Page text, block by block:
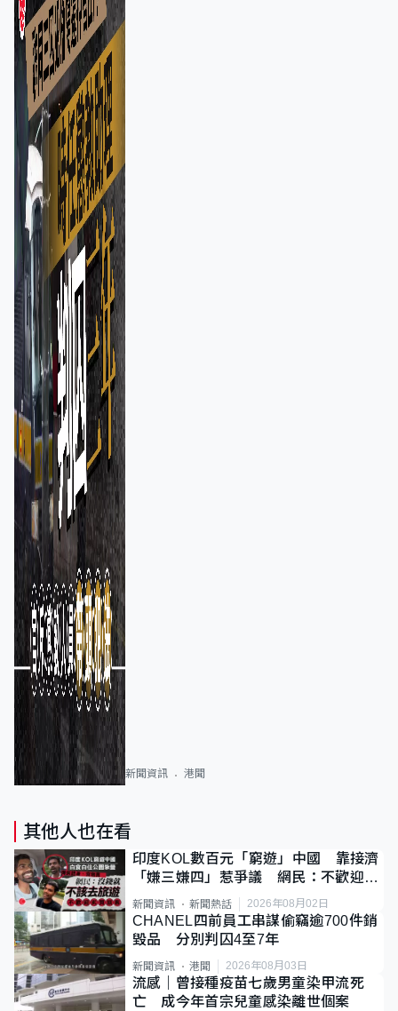
新聞資訊 港聞
其他人也在看
印度KOL數百元「窮遊」中國 靠接濟
「嫌三嫌四」惹爭議 網民：不歡迎劣
質旅客
新聞資訊 新聞熱話 2026年08月02日
CHANEL四前員工串謀偷竊逾700件銷
毀品 分別判囚4至7年
新聞資訊 港聞 2026年08月03日
流感｜曾接種疫苗七歲男童染甲流死
亡 成今年首宗兒童感染離世個案